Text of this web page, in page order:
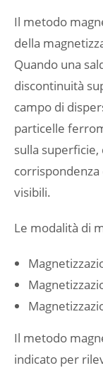
Il metodo
della
Quando una
discontinuità
campo di
particelle
sulla
visibili.
Le modalità di
Il metodo
indicato per